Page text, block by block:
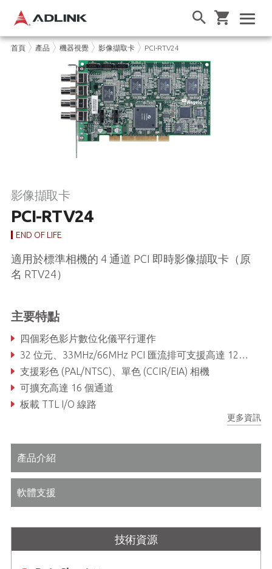
首頁 產品 機器視覺 影像擷取卡 PCI-RTV24
影像擷取卡
PCI-RTV24
END OF LIFE
適用於標準相機的 4 通道 PCI 即時影像擷取卡（原
名 RTV24）
主要特點
四個彩色影片數位化儀平行運作
32 位元、33MHz/66MHz PCI 匯流排可支援高達 120 fps
支援彩色 (PAL/NTSC)、單色 (CCIR/EIA) 相機
可擴充高達 16 個通道
板載 TTL I/O 線路
更多資訊
產品介紹
軟體支援
技術資源